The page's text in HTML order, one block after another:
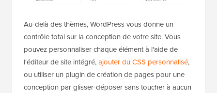
Au-delà des thèmes, WordPress vous donne un
contrôle total sur la conception de votre site. Vous
pouvez personnaliser chaque élément à l'aide de
l'éditeur de site intégré,ajouter du CSS personnalisé,
ou utiliser un plugin de création de pages pour une
conception par glisser-déposer sans toucher à aucun